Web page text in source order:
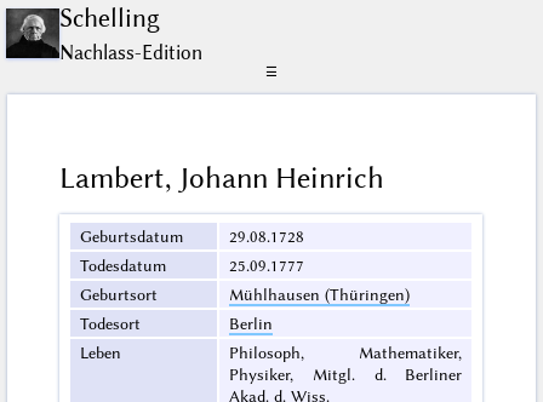
Schelling
Nachlass-Edition
☰
Lambert, Johann Heinrich
Geburtsdatum
29.08.1728
Todesdatum
25.09.1777
Geburtsort
Mühlhausen (Thüringen)
Todesort
Berlin
Leben
Philosoph, Mathematiker,
Physiker, Mitgl. d. Berliner
Akad. d. Wiss.